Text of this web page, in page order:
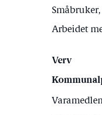
Arbeidet
Verv